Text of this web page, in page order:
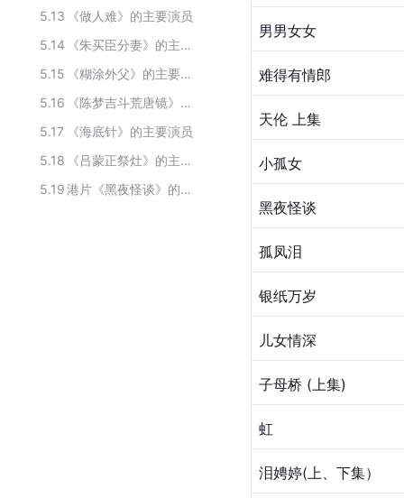
5.13
《做人难》的主要演员
5.14
《朱买臣分妻》的主要演员
5.15
《糊涂外父》的主要演员
5.16
《陈梦吉斗荒唐镜》的主要演员
5.17
《海底针》的主要演员
5.18
《吕蒙正祭灶》的主要演员
5.19
港片《黑夜怪谈》的主演人员
男男女女
难得有情郎
天伦 上集
小孤女
黑夜怪谈
孤凤泪
银纸万岁
儿女情深
子母桥 (上集)
虹
泪娉婷(上、下集）